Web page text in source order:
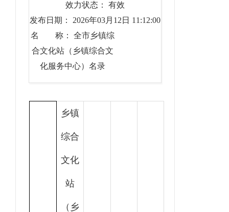
效力状态： 有效
发布日期： 2026年03月12日 11:12:00
名 称： 全市乡镇综
合文化站（乡镇综合文
化服务中心）名录
乡镇
综合
文化
站
（乡